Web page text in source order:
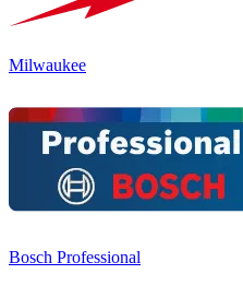
Milwaukee
Bosch Professional